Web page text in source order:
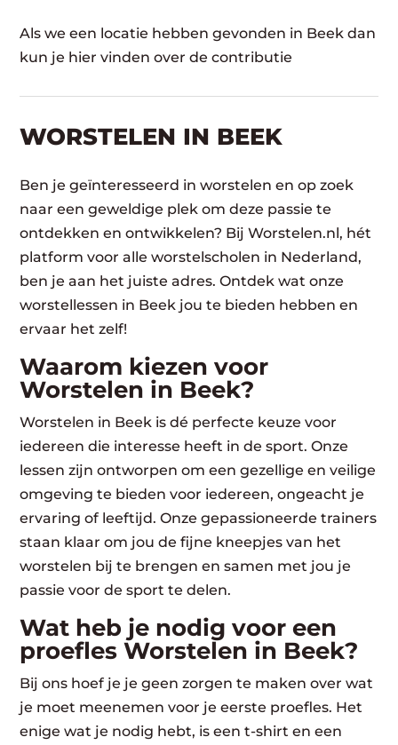
Als we een locatie hebben gevonden in Beek dan
kun je hier vinden over de contributie
WORSTELEN​ IN BEEK
Ben je geïnteresseerd in worstelen en op zoek
naar een geweldige plek om deze passie te
ontdekken en ontwikkelen? Bij Worstelen.nl, hét
platform voor alle worstelscholen in Nederland,
ben je aan het juiste adres. Ontdek wat onze
worstellessen in Beek jou te bieden hebben en
ervaar het zelf!
Waarom kiezen voor
Worstelen in Beek?
Worstelen in Beek is dé perfecte keuze voor
iedereen die interesse heeft in de sport. Onze
lessen zijn ontworpen om een gezellige en veilige
omgeving te bieden voor iedereen, ongeacht je
ervaring of leeftijd. Onze gepassioneerde trainers
staan klaar om jou de fijne kneepjes van het
worstelen bij te brengen en samen met jou je
passie voor de sport te delen.
Wat heb je nodig voor een
proefles Worstelen in Beek?
Bij ons hoef je je geen zorgen te maken over wat
je moet meenemen voor je eerste proefles. Het
enige wat je nodig hebt, is een t-shirt en een